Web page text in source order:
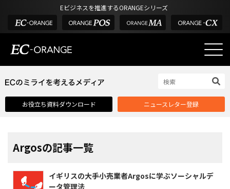
Eビジネスを推進するORANGEシリーズ
選ばれる理由
課題解決例
外部サービス連携
お役立ち資料ダウンロード ニュースレター登録
Argosの記事一覧
イギリスの大手小売業者Argosに学ぶソーシャルデ
ータ管理法